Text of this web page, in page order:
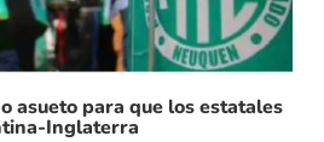
asueto para que los estatales
Inglaterra